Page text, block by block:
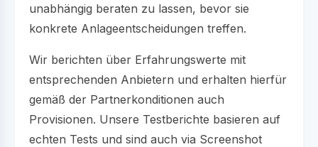
unabhängig beraten zu lassen, bevor sie
konkrete Anlageentscheidungen treffen.
Wir berichten über Erfahrungswerte mit
entsprechenden Anbietern und erhalten hierfür
gemäß der Partnerkonditionen auch
Provisionen. Unsere Testberichte basieren auf
echten Tests und sind auch via Screenshot